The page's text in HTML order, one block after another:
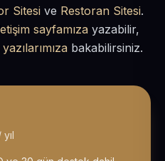
Sitesi ve Restoran Sitesi.
sayfamıza yazabilir,
bakabilirsiniz.